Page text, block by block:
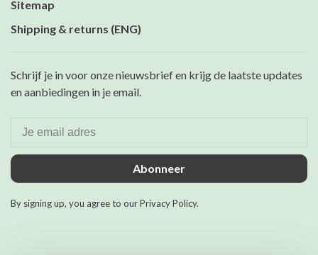
Sitemap
Shipping & returns (ENG)
Schrijf je in voor onze nieuwsbrief en krijg de laatste updates
en aanbiedingen in je email.
Abonneer
By signing up, you agree to our Privacy Policy.